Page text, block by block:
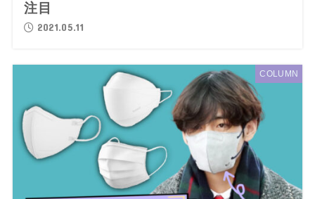
注目
2021.05.11
COLUMN